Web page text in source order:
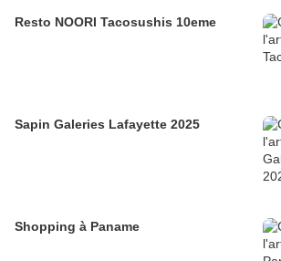
Resto NOORI Tacosushis 10eme
Sapin Galeries Lafayette 2025
Shopping à Paname